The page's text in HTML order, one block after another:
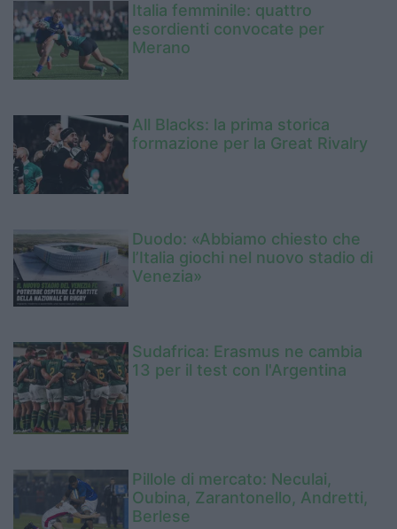
Italia femminile: quattro
esordienti convocate per
Merano
All Blacks: la prima storica
formazione per la Great Rivalry
Duodo: «Abbiamo chiesto che
l’Italia giochi nel nuovo stadio di
Venezia»
Sudafrica: Erasmus ne cambia
13 per il test con l'Argentina
Pillole di mercato: Neculai,
Oubina, Zarantonello, Andretti,
Berlese